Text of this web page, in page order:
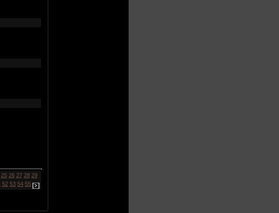
25 26 27 28 29
52 53 54 55